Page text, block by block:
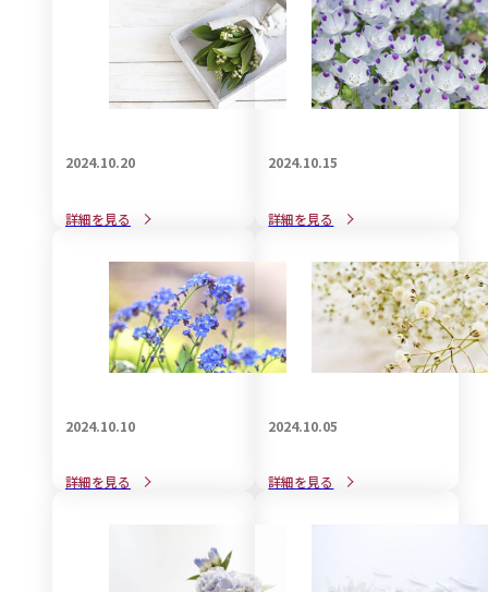
2024.10.20
知っているようで知らない
詳細を見る
2024.10.15
赤ちゃん連れで葬儀に参列
詳細を見る
2024.10.10
家族葬で受付は必要か不要
詳細を見る
2024.10.05
孫として参列する場合の香
詳細を見る